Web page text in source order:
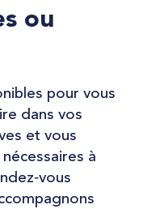
ou
pour vous
dans vos
et vous
à